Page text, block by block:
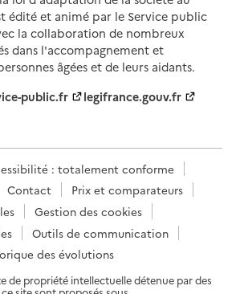
édité et animé par le Service public
la collaboration de nombreux
dans l'accompagnement et
âgées et de leurs aidants.
public.fr
legifrance.gouv.fr
: totalement conforme
Contact
Prix et comparateurs
Gestion des cookies
Outils de communication
des évolutions
de propriété intellectuelle détenue par des